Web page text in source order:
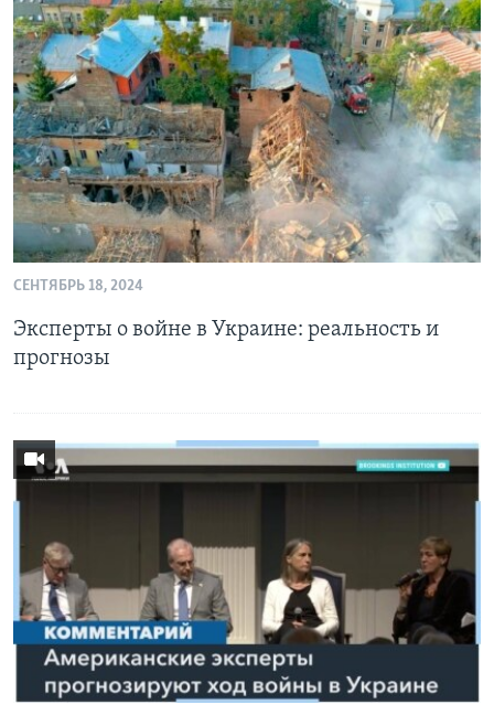
СЕНТЯБРЬ 18, 2024
Эксперты о войне в Украине: реальность и
прогнозы